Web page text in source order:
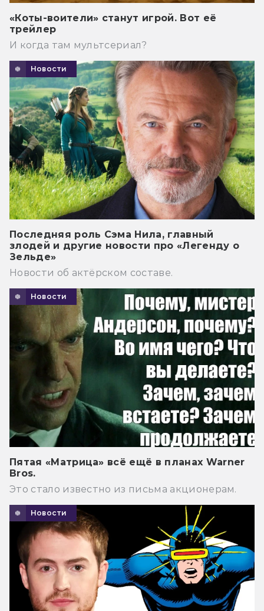
«Коты-воители» станут игрой. Вот её
трейлер
И когда там мультсериал?
Новости
Последняя роль Сэма Нила, главный
злодей и другие новости про «Легенду о
Зельде»
Новости об актёрском составе.
Новости
Пятая «Матрица» всё ещё в планах Warner
Bros.
Это стало известно из письма акционерам.
Новости